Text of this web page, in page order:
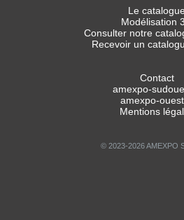
Le catalogue
Modélisation
Consulter notre
Recevoir un
Contact
amexpo-
amexpo-
Mentions
© 2023-2026 AMEXPO